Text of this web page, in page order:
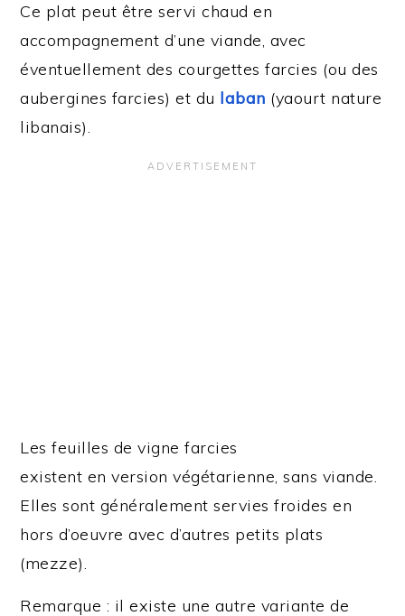
Ce plat peut être servi chaud en
accompagnement d’une viande, avec
éventuellement des courgettes farcies (ou des
aubergines farcies) et du laban (yaourt nature
libanais).
Les feuilles de vigne farcies
existent en version végétarienne, sans viande.
Elles sont généralement servies froides en
hors d’oeuvre avec d’autres petits plats
(mezze).
Remarque : il existe une autre variante de